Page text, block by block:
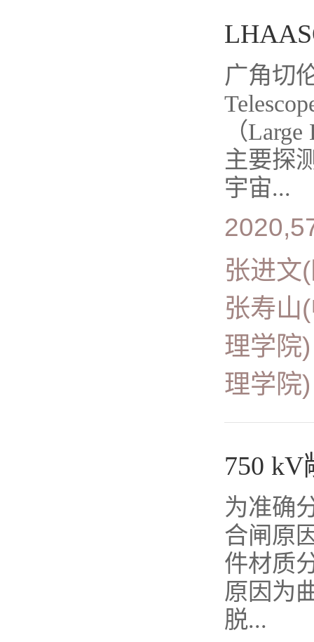
广角切
（
主要探
宇宙...
张进文
张寿山
理学院
理学院
750
为准确
合闸原
件材质
原因为
脱...